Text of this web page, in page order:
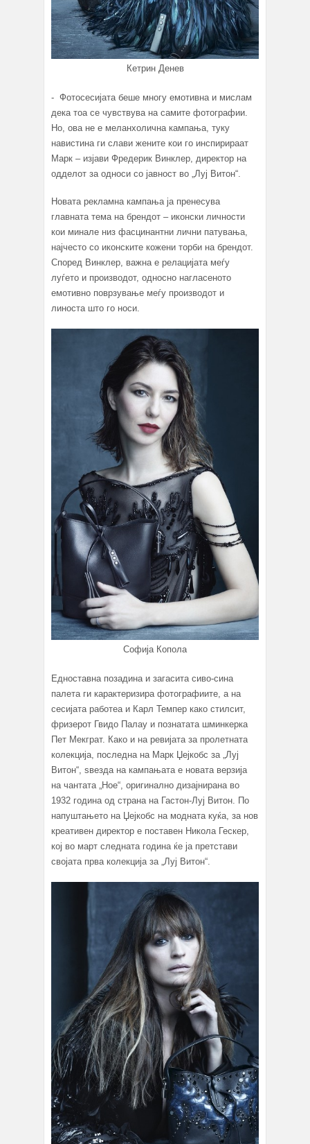
Кетрин Денев
- Фотосесијата беше многу емотивна и мислам
дека тоа се чувствува на самите фотографии.
Но, ова не е меланхолична кампања, туку
навистина ги слави жените кои го инспирираат
Марк – изјави Фредерик Винклер, директор на
одделот за односи со јавност во „Луј Витон“.
Новата рекламна кампања ја пренесува
главната тема на брендот – иконски личности
кои минале низ фасцинантни лични патувања,
најчесто со иконските кожени торби на брендот.
Според Винклер, важна е релацијата меѓу
луѓето и производот, односно нагласеното
емотивно поврзување меѓу производот и
линоста што го носи.
Софија Копола
Едноставна позадина и загасита сиво-сина
палета ги карактеризира фотографиите, а на
сесијата работеа и Карл Темпер како стилсит,
фризерот Гвидо Палау и познатата шминкерка
Пет Мекграт. Како и на ревијата за пролетната
колекција, последна на Марк Џејкобс за „Луј
Витон“, ѕвезда на кампањата е новата верзија
на чантата „Ное“, оригинално дизајнирана во
1932 година од страна на Гастон-Луј Витон. По
напуштањето на Џејкобс на модната куќа, за нов
креативен директор е поставен Никола Гескер,
кој во март следната година ќе ја претстави
својата прва колекција за „Луј Витон“.